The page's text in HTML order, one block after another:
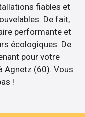
fiables et
De fait,
performante et
écologiques. De
pour votre
Agnetz (60). Vous
!